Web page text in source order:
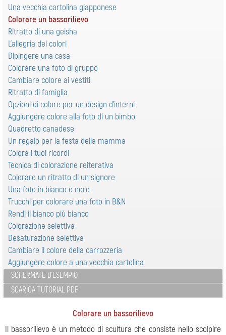
Una vecchia cartolina giapponese
Colorare un bassorilievo
Ritratto di una geisha
L'allegria dei colori
Dipingere una casa
Colorare una foto di gruppo
Cambiare colore ai vestiti
Ritratto di famiglia
Opzioni di colore per un design d'interni
Aggiungere colore alla foto di un bimbo
Quadretto canadese
Un regalo per la festa della mamma
Colora i tuoi ricordi
Tecnica di colorazione reiterativa
Colorare un ritratto di un signore
Una foto in bianco e nero
Trucchi per colorare una foto in B&N
Rendi il bianco più bianco
Colorazione selettiva
Desaturazione selettiva
Cambiare il colore della carrozzeria
Aggiungere colore a una vecchia cartolina
SCHERMATE D'ESEMPIO
SCARICA TUTORIAL PDF
Colorare un bassorilievo
Il bassorilievo è un metodo di scultura che consiste nello scolpire